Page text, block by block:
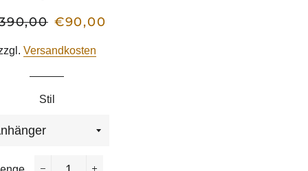
Sonderpreis
€90,00
Versandkosten
Stil